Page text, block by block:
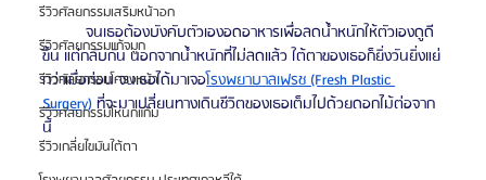
รีวิวศัลยกรรมเสริมหน้าอก
รีวิวศัลยกรรมแก้จมูก
รีวิวศัลยกรรมโครงหน้า
รีวิวศัลยกรรมโหนกแก้ม
รีวิวเกลี่ยไขมันใต้ตา
	จนเธอต้องบังคับตัวเองอดอาหารเพื่อลดน้ำหนักให้ตัวเองดูดี
ขึ้น แต่กลับกัน นอกจากน้ำหนักที่ไม่ลดแล้ว ใต้ตาของเธอก็ยิ่งวันยิ่งแย่
กว่าเมื่อก่อน จนเธอได้มาเจอโรงพยาบาลเฟรช (Fresh Plastic
Surgery) ที่จะมาเปลี่ยนทางเดินชีวิตของเธอเต็มไปด้วยดอกไม้ต่อจาก
นี้